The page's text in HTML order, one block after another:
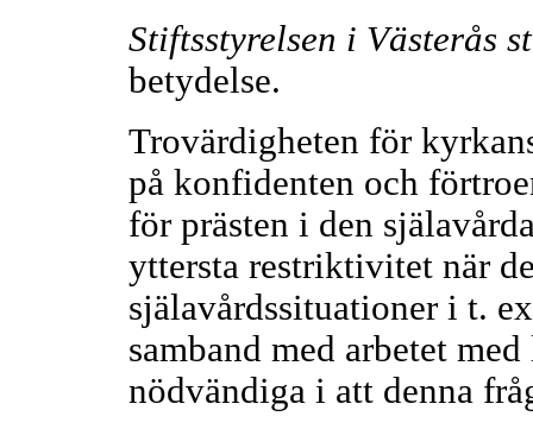
Stiftsstyrelsen i Västerås
betydelse.
Trovärdigheten för
på konfidenten och
för prästen i den
yttersta restriktivitet när
själavårdssituationer i t.
samband med arbetet
nödvändiga i att denna